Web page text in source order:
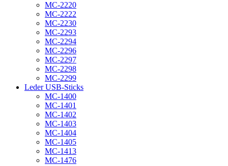
MC-2220
MC-2222
MC-2230
MC-2293
MC-2294
MC-2296
MC-2297
MC-2298
MC-2299
Leder USB-Sticks
MC-1400
MC-1401
MC-1402
MC-1403
MC-1404
MC-1405
MC-1413
MC-1476